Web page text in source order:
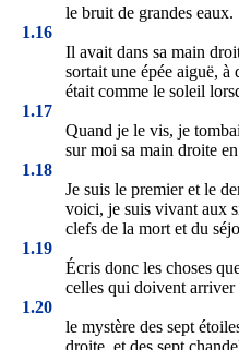
le bruit de grandes eaux.
1.16
Il avait dans sa main
sortait une épée aiguë, à
était comme le soleil
1.17
Quand je le vis, je
sur moi sa main droite
1.18
Je suis le premier et le
voici, je suis vivant aux
clefs de la mort et du
1.19
Écris donc les choses
celles qui doivent arriver
1.20
le mystère des sept